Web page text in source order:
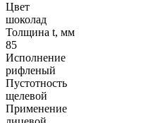
Цвет
шоколад
Толщина t, мм
85
Исполнение
рифленый
Пустотность
щелевой
Применение